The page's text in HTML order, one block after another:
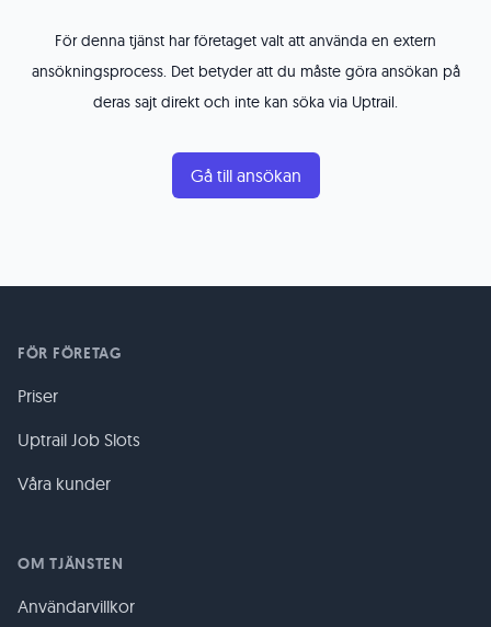
För denna tjänst har företaget valt att använda en extern
ansökningsprocess. Det betyder att du måste göra ansökan på
deras sajt direkt och inte kan söka via Uptrail.
Gå till ansökan
FÖR FÖRETAG
Priser
Uptrail Job Slots
Våra kunder
OM TJÄNSTEN
Användarvillkor